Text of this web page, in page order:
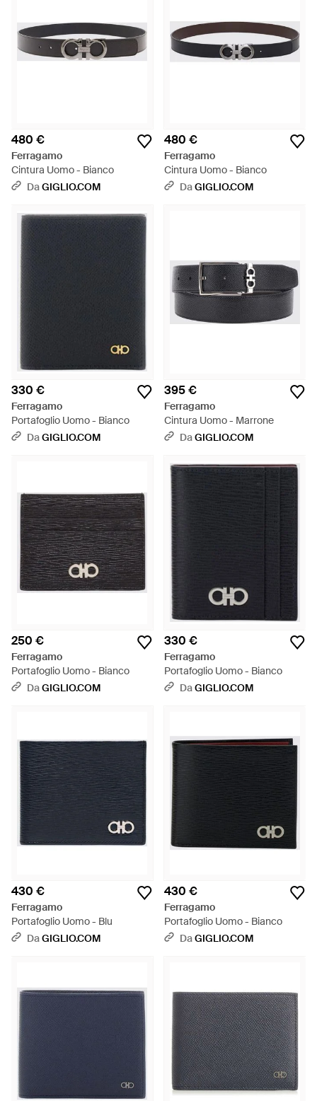
480 €
Ferragamo
Cintura Uomo - Bianco
DaGIGLIO.COM
480 €
Ferragamo
Cintura Uomo - Bianco
DaGIGLIO.COM
330 €
Ferragamo
Portafoglio Uomo - Bianco
DaGIGLIO.COM
395 €
Ferragamo
Cintura Uomo - Marrone
DaGIGLIO.COM
250 €
Ferragamo
Portafoglio Uomo - Bianco
DaGIGLIO.COM
330 €
Ferragamo
Portafoglio Uomo - Bianco
DaGIGLIO.COM
430 €
Ferragamo
Portafoglio Uomo - Blu
DaGIGLIO.COM
430 €
Ferragamo
Portafoglio Uomo - Bianco
DaGIGLIO.COM